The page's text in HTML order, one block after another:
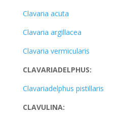
Clavaria acuta
Clavaria argillacea
Clavaria vermicularis
CLAVARIADELPHUS:
Clavariadelphus pistillaris
CLAVULINA: